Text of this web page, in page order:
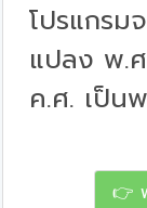
โปรแกรม
แปลง พ.
ค.ศ. เป็น
👉